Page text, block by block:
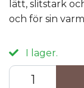
lätt, slitstark
och för sin
I lager.